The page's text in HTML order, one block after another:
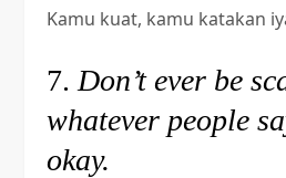
Kamu kuat, kamu katakan
7. Don’t ever be
whatever people
okay.